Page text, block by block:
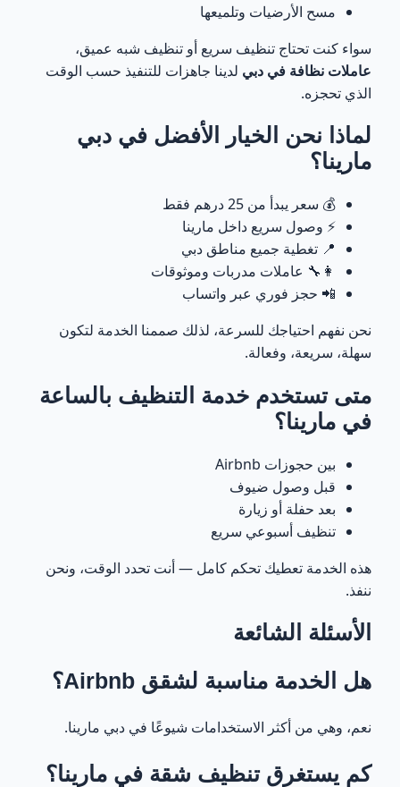
مسح الأرضيات وتلميعها
سواء كنت تحتاج تنظيف سريع أو تنظيف شبه عميق،
عاملات نظافة في دبي لدينا جاهزات للتنفيذ حسب الوقت
الذي تحجزه.
لماذا نحن الخيار الأفضل في دبي
مارينا؟
💰 سعر يبدأ من 25 درهم فقط
⚡ وصول سريع داخل مارينا
📍 تغطية جميع مناطق دبي
👩‍🔧 عاملات مدربات وموثوقات
📲 حجز فوري عبر واتساب
نحن نفهم احتياجك للسرعة، لذلك صممنا الخدمة لتكون
سهلة، سريعة، وفعالة.
متى تستخدم خدمة التنظيف بالساعة
في مارينا؟
بين حجوزات Airbnb
قبل وصول ضيوف
بعد حفلة أو زيارة
تنظيف أسبوعي سريع
هذه الخدمة تعطيك تحكم كامل — أنت تحدد الوقت، ونحن
ننفذ.
الأسئلة الشائعة
هل الخدمة مناسبة لشقق Airbnb؟
نعم، وهي من أكثر الاستخدامات شيوعًا في دبي مارينا.
كم يستغرق تنظيف شقة في مارينا؟